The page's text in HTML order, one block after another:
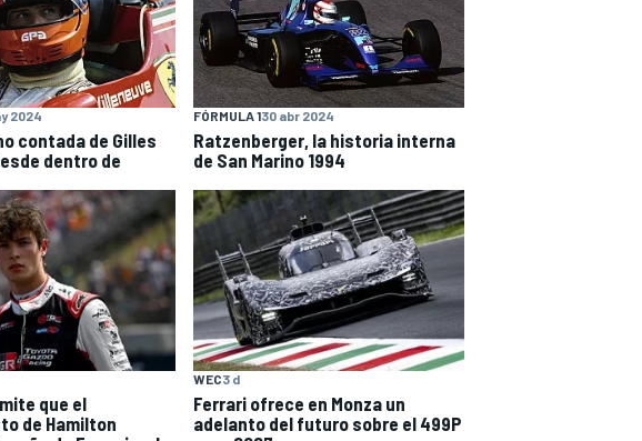
2024
contada de Gilles
dentro de
FÓRMULA 130 abr 2024
Ratzenberger, la historia interna
de San Marino 1994
que el
de Hamilton
WEC3 d
Ferrari ofrece en Monza un
adelanto del futuro sobre el 499P